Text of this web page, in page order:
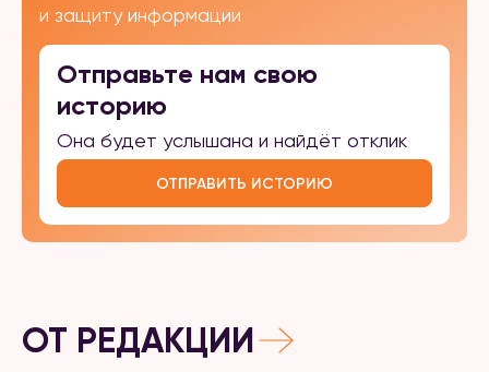
и защиту информации
Отправьте нам свою
историю
Она будет услышана и найдёт отклик
ОТПРАВИТЬ ИСТОРИЮ
ОТ РЕДАКЦИИ